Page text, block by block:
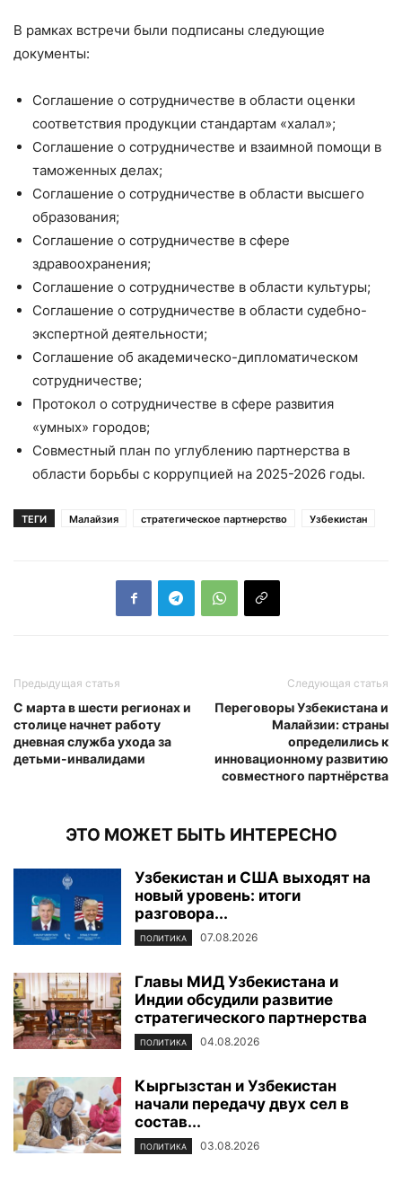
В рамках встречи были подписаны следующие
документы:
Соглашение о сотрудничестве в области оценки
соответствия продукции стандартам «халал»;
Соглашение о сотрудничестве и взаимной помощи в
таможенных делах;
Соглашение о сотрудничестве в области высшего
образования;
Соглашение о сотрудничестве в сфере
здравоохранения;
Соглашение о сотрудничестве в области культуры;
Соглашение о сотрудничестве в области судебно-
экспертной деятельности;
Соглашение об академическо-дипломатическом
сотрудничестве;
Протокол о сотрудничестве в сфере развития
«умных» городов;
Совместный план по углублению партнерства в
области борьбы с коррупцией на 2025-2026 годы.
ТЕГИ Малайзия стратегическое партнерство Узбекистан
Предыдущая статья
С марта в шести регионах и
столице начнет работу
дневная служба ухода за
детьми-инвалидами
Следующая статья
Переговоры Узбекистана и
Малайзии: страны
определились к
инновационному развитию
совместного партнёрства
ЭТО МОЖЕТ БЫТЬ ИНТЕРЕСНО
Узбекистан и США выходят на
новый уровень: итоги
разговора...
ПОЛИТИКА 07.08.2026
Главы МИД Узбекистана и
Индии обсудили развитие
стратегического партнерства
ПОЛИТИКА 04.08.2026
Кыргызстан и Узбекистан
начали передачу двух сел в
состав...
ПОЛИТИКА 03.08.2026